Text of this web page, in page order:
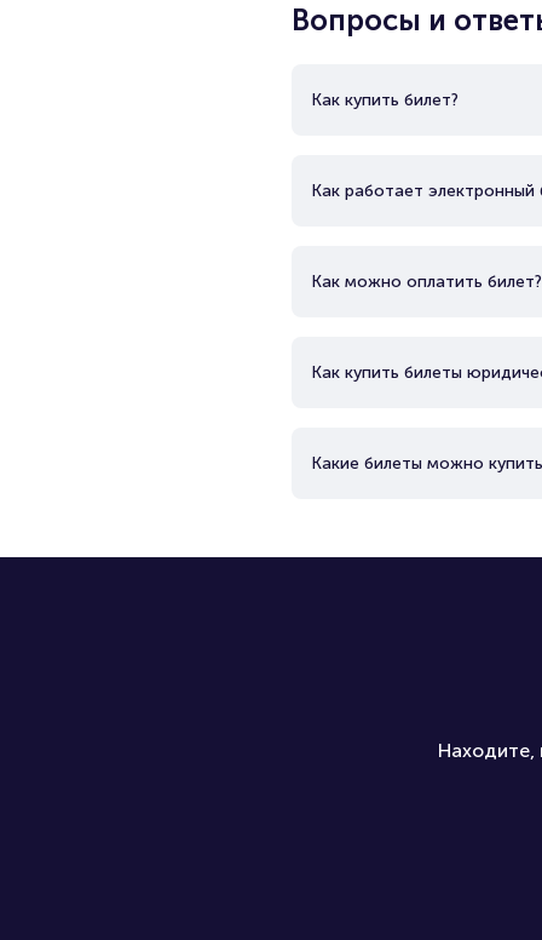
Вопросы и
Как купить билет?
Как работает электронный
Как можно оплатить билет?
Как купить билеты
Какие билеты можно
Находите,